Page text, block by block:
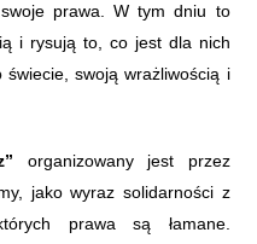
prawa. W tym dniu to
i rysują to, co jest dla nich
swoją wrażliwością i
organizowany jest przez
, jako wyraz solidarności z
prawa są łamane.